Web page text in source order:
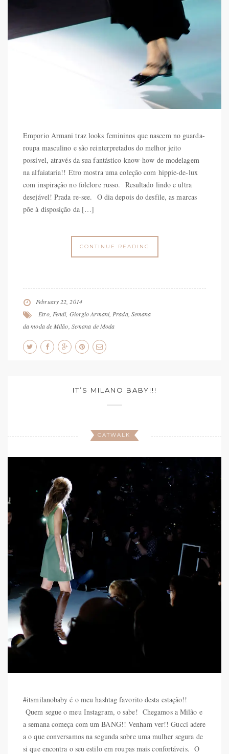
Emporio Armani traz looks femininos que nascem no guarda-
roupa masculino e são reinterpretados do melhor jeito
possível, através da sua fantástico know-how de modelagem
na alfaiataria!! Etro mostra uma coleção com hippie-de-lux
com inspiração no folclore russo. Resultado lindo e ultra
desejável! Prada re-see. O dia depois do desfile, as marcas
põe à disposição da […]
CONTINUE READING
February 22, 2014
Etro, Fendi, Giorgio Armani,Prada, Semana
da moda de Milão, Semana de Moda
IT’S MILANO BABY!!!
CATWALK
#itsmilanobaby é o meu hashtag favorito desta estação!!
Quem segue o meu Instagram, o sabe! Chegamos a Milão e
a semana começa com um BANG!! Venham ver!! Gucci adere
a o que conversamos na segunda sobre uma mulher segura de
si que encontra o seu estilo em roupas mais confortáveis. O